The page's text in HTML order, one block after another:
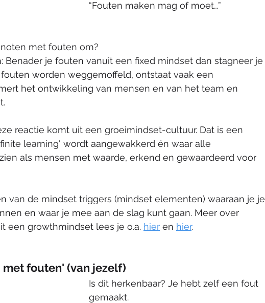
“Fouten maken mag of moet…”
met fouten om?
Benader je fouten vanuit een fixed mindset dan stagneer je
worden weggemoffeld, ontstaat vaak een
het ontwikkeling van mensen en van het team en
reactie komt uit een groeimindset-cultuur. Dat is een
learning' wordt aangewakkerd én waar alle
als mensen met waarde, erkend en gewaardeerd voor
van de mindset triggers (mindset elementen) waaraan je je
en waar je mee aan de slag kunt gaan. Meer over
een growthmindset lees je o.a. hier en hier.
fouten' (van jezelf)
Is dit herkenbaar? Je hebt zelf een fout
gemaakt.